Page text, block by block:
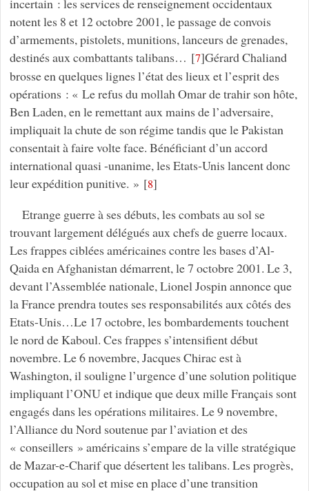
incertain : les services de renseignement occidentaux
notent les 8 et 12 octobre 2001, le passage de convois
d’armements, pistolets, munitions, lanceurs de grenades,
destinés aux combattants talibans… [7]Gérard Chaliand
brosse en quelques lignes l’état des lieux et l’esprit des
opérations : « Le refus du mollah Omar de trahir son hôte,
Ben Laden, en le remettant aux mains de l’adversaire,
impliquait la chute de son régime tandis que le Pakistan
consentait à faire volte face. Bénéficiant d’un accord
international quasi -unanime, les Etats-Unis lancent donc
leur expédition punitive. » [8]
Etrange guerre à ses débuts, les combats au sol se
trouvant largement délégués aux chefs de guerre locaux.
Les frappes ciblées américaines contre les bases d’Al-
Qaida en Afghanistan démarrent, le 7 octobre 2001. Le 3,
devant l’Assemblée nationale, Lionel Jospin annonce que
la France prendra toutes ses responsabilités aux côtés des
Etats-Unis…Le 17 octobre, les bombardements touchent
le nord de Kaboul. Ces frappes s’intensifient début
novembre. Le 6 novembre, Jacques Chirac est à
Washington, il souligne l’urgence d’une solution politique
impliquant l’ONU et indique que deux mille Français sont
engagés dans les opérations militaires. Le 9 novembre,
l’Alliance du Nord soutenue par l’aviation et des
« conseillers » américains s’empare de la ville stratégique
de Mazar-e-Charif que désertent les talibans. Les progrès,
occupation au sol et mise en place d’une transition